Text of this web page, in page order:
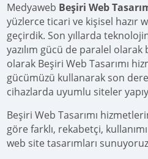
Medyaweb Beşiri Web
yüzlerce ticari ve kişisel hazır
geçirdik. Son yıllarda
yazılım gücü de paralel
olarak Beşiri Web Tasarımı
gücümüzü kullanarak son
cihazlarda uyumlu siteler
Beşiri Web Tasarımı
göre farklı, rekabetçi,
web site tasarımları